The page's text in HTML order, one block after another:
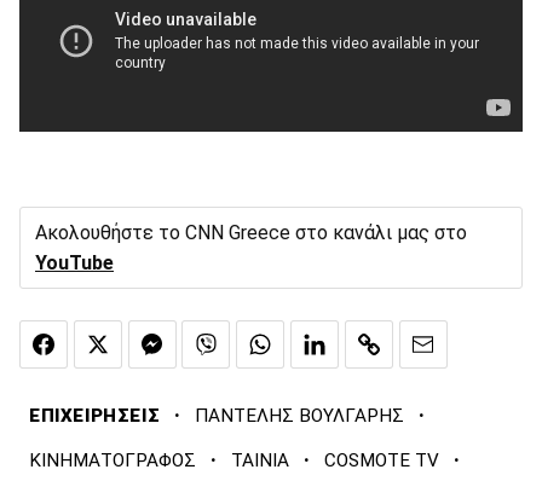
Ακολουθήστε το CNN Greece στο κανάλι μας στο
YouTube
ΕΠΙΧΕΙΡΗΣΕΙΣ · ΠΑΝΤΕΛΗΣ ΒΟΥΛΓΑΡΗΣ ·
ΚΙΝΗΜΑΤΟΓΡΑΦΟΣ · ΤΑΙΝΙΑ · COSMOTE TV ·